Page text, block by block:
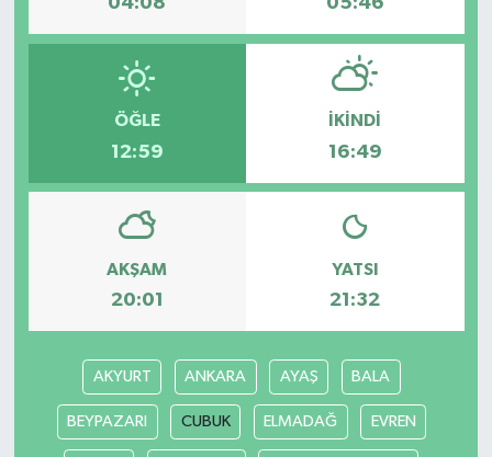
ÖĞLE
12:59
İKINDI
16:49
AKŞAM
20:01
YATSI
21:32
AKYURT ANKARA AYAŞ BALA
BEYPAZARI CUBUK ELMADAĞ EVREN
Resmi İlan
Siyaset
Teknoloji
Yaşam